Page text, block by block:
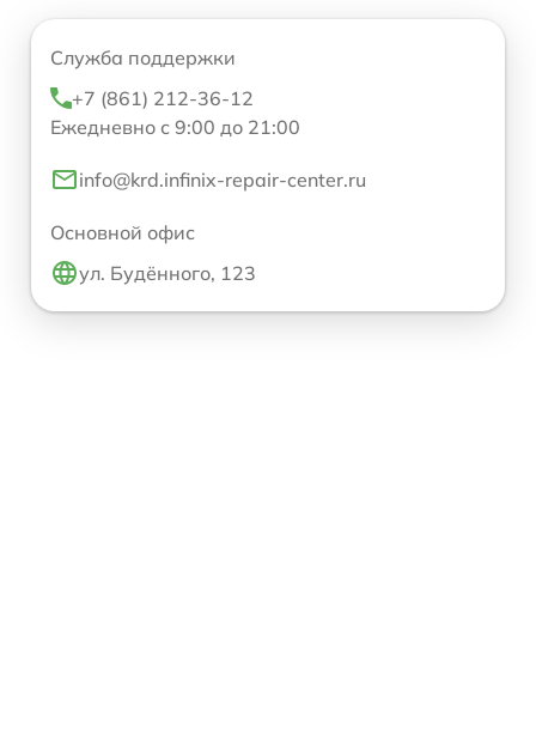
Служба поддержки
+7 (861) 212-36-12
Ежедневно с 9:00 до 21:00
info@krd.infinix-repair-center.ru
Основной офис
ул. Будённого, 123